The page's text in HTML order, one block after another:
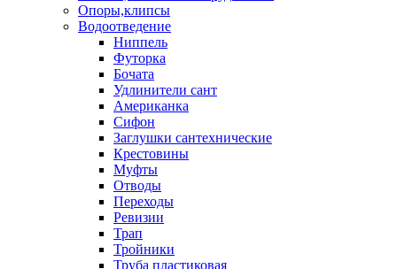
Опоры,клипсы
Водоотведение
Ниппель
Футорка
Бочата
Удлинители сант
Американка
Сифон
Заглушки сантехнические
Крестовины
Муфты
Отводы
Переходы
Ревизии
Трап
Тройники
Труба пластиковая